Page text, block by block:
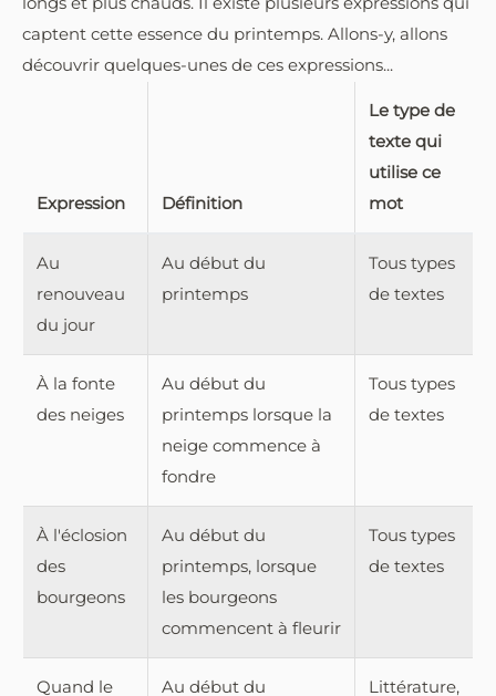
captent cette essence du printemps. Allons-y, allons
découvrir quelques-unes de ces expressions...
Expression Définition
Le type de
texte qui
utilise ce
mot
Au
renouveau
du jour
Au début du
printemps
Tous types
de textes
À la fonte
des neiges
Au début du
printemps lorsque la
neige commence à
fondre
Tous types
de textes
À l'éclosion
des
bourgeons
Au début du
printemps, lorsque
les bourgeons
commencent à fleurir
Tous types
de textes
Quand le Au début du Littérature,